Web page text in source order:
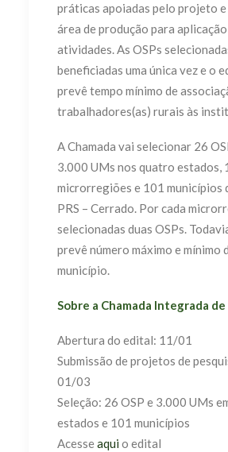
práticas apoiadas pelo projeto e
área de produção para
atividades. As OSPs
beneficiadas uma única vez e o
prevê tempo mínimo de
trabalhadores(as) rurais às
A Chamada vai selecionar 26
3.000 UMs nos quatro estados,
microrregiões e 101 municípios
PRS – Cerrado. Por cada
selecionadas duas OSPs.
prevê número máximo e mínimo
município.
Sobre a Chamada Integrada de
Abertura do edital: 11/01
Submissão de projetos de
01/03
Seleção: 26 OSP e 3.000 UMs
estados e 101 municípios
Acesseaqui o edital